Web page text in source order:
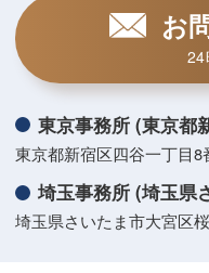
お
24
東京事務所 (東京都
東京都新宿区四谷一丁目
埼玉事務所 (埼玉県
埼玉県さいたま市大宮区